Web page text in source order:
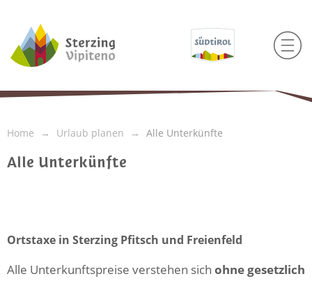
Home Urlaub planen Alle Unterkünfte
Alle Unterkünfte
Ortstaxe in Sterzing Pfitsch und Freienfeld
Alle Unterkunftspreise verstehen sich ohne gesetzlich